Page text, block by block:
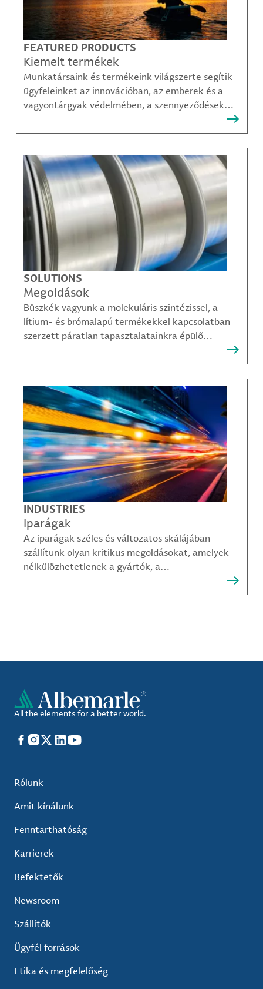
FEATURED PRODUCTS
Kiemelt termékek
Munkatársaink és termékeink világszerte segítik
ügyfeleinket az innovációban, az emberek és a
vagyontárgyak védelmében, a szennyeződések
kommunikáció és a növekedés fenntarthatóbb
módjainak megteremtésében.
SOLUTIONS
Megoldások
Büszkék vagyunk a molekuláris szintézissel, a
lítium- és brómalapú termékekkel kapcsolatban
szerzett páratlan tapasztalatainkra épülő
legösszetettebb kihívásai is sikerrel leküzdhetők.
INDUSTRIES
Iparágak
Az iparágak széles és változatos skálájában
szállítunk olyan kritikus megoldásokat, amelyek
nélkülözhetetlenek a gyártók, a
kompozit-anyag készítők és mások számára.
All the elements for a better world.
Facebook
Instagram
X LinkedIn
YouTube
Rólunk
Amit kínálunk
Fenntarthatóság
Karrierek
Befektetők
Newsroom
Szállítók
Ügyfél források
Etika és megfelelőség